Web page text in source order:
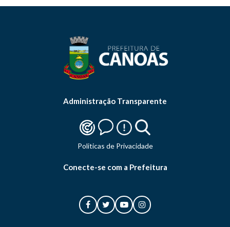
Administração Transparente
Politicas de Privacidade
Conecte-se com a Prefeitura